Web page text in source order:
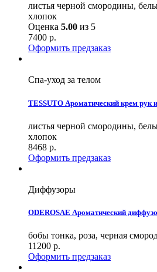
листья черной смородины,
хлопок
Оценка 5.00 из 5
7400 р.
Оформить предзаказ
Спа-уход за телом
TESSUTO Ароматический крем рук
листья черной смородины,
хлопок
8468 р.
Оформить предзаказ
Диффузоры
ODEROSAE Ароматический
бобы тонка, роза, черная
11200 р.
Оформить предзаказ